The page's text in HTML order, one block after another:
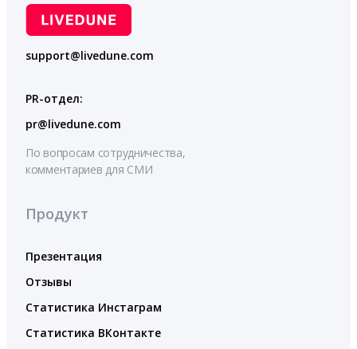
support@livedune.com
PR-отдел:
pr@livedune.com
По вопросам сотрудничества,
комментариев для СМИ
Продукт
Презентация
Отзывы
Статистика Инстаграм
Статистика ВКонтакте